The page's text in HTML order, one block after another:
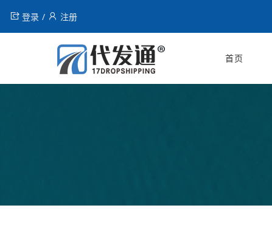
登录 注册
首页